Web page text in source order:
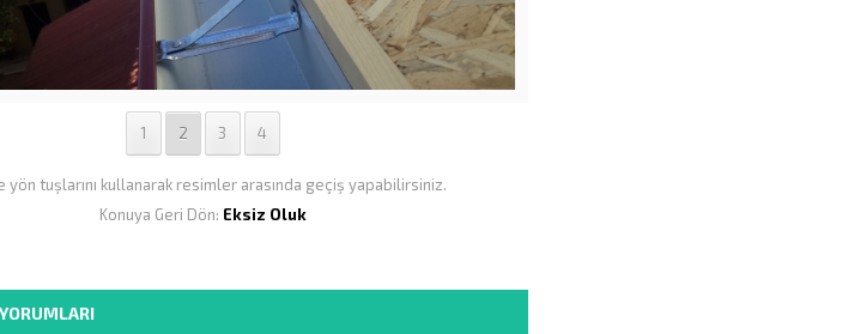
1 2 3 4
yön tuşlarını kullanarak resimler arasında geçiş yapabilirsiniz.
Konuya Geri Dön: Eksiz Oluk